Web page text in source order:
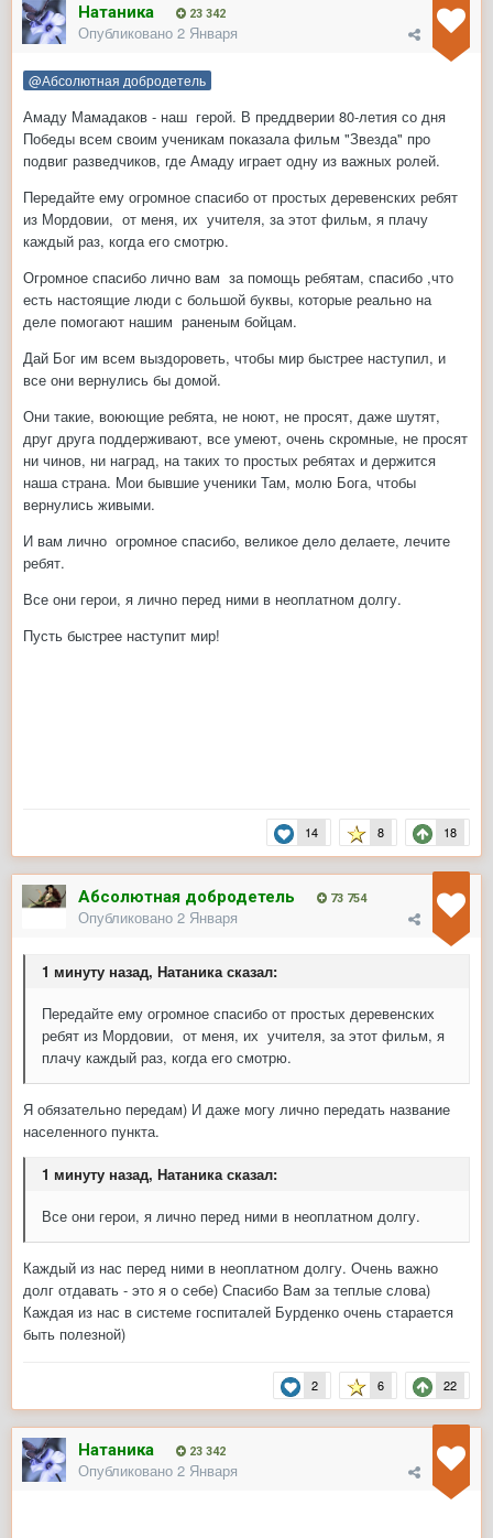
Натаника 23 342
Опубликовано 2 Января
@Абсолютная добродетель
Амаду Мамадаков - наш герой. В преддверии 80-летия со дня
Победы всем своим ученикам показала фильм "Звезда" про
подвиг разведчиков, где Амаду играет одну из важных ролей.
Передайте ему огромное спасибо от простых деревенских ребят
из Мордовии, от меня, их учителя, за этот фильм, я плачу
каждый раз, когда его смотрю.
Огромное спасибо лично вам за помощь ребятам, спасибо ,что
есть настоящие люди с большой буквы, которые реально на
деле помогают нашим раненым бойцам.
Дай Бог им всем выздороветь, чтобы мир быстрее наступил, и
все они вернулись бы домой.
Они такие, воюющие ребята, не ноют, не просят, даже шутят,
друг друга поддерживают, все умеют, очень скромные, не просят
ни чинов, ни наград, на таких то простых ребятах и держится
наша страна. Мои бывшие ученики Там, молю Бога, чтобы
вернулись живыми.
И вам лично огромное спасибо, великое дело делаете, лечите
ребят.
Все они герои, я лично перед ними в неоплатном долгу.
Пусть быстрее наступит мир!
14 8 18
Абсолютная добродетель 73 754
Опубликовано 2 Января
1 минуту назад, Натаника сказал:
Передайте ему огромное спасибо от простых деревенских
ребят из Мордовии, от меня, их учителя, за этот фильм, я
плачу каждый раз, когда его смотрю.
Я обязательно передам) И даже могу лично передать название
населенного пункта.
1 минуту назад, Натаника сказал:
Все они герои, я лично перед ними в неоплатном долгу.
Каждый из нас перед ними в неоплатном долгу. Очень важно
долг отдавать - это я о себе) Спасибо Вам за теплые слова)
Каждая из нас в системе госпиталей Бурденко очень старается
быть полезной)
2 6 22
Натаника 23 342
Опубликовано 2 Января